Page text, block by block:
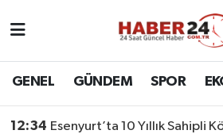
GENEL GÜNDEM SPOR
12:34 Esenyurt’ta 10 Yıllık Sahipli Köpek Barınakta Öldü:
Nöbetçi Eczaneler